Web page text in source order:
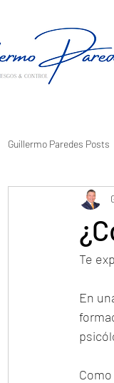
Guillermo Paredes Posts
Te
En